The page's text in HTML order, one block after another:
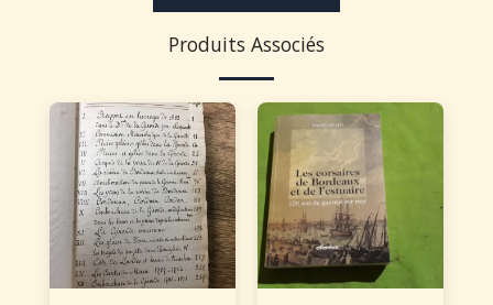
Produits Associés